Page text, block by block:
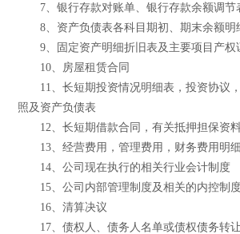
7、银行存款对账单、银行存款余额调节
8、资产负债表各科目期初、期末余额明
9、固定资产明细折旧表及主要项目产权
10、房屋租赁合同
11、长短期投资情况明细表，投资协议，
照及资产负债表
12、长短期借款合同，有关抵押担保资
13、经营费用，管理费用，财务费用明
14、公司现在执行的相关行业会计制度
15、公司内部管理制度及相关的内控制
16、清算决议
17、债权人、债务人名单或债权债务转